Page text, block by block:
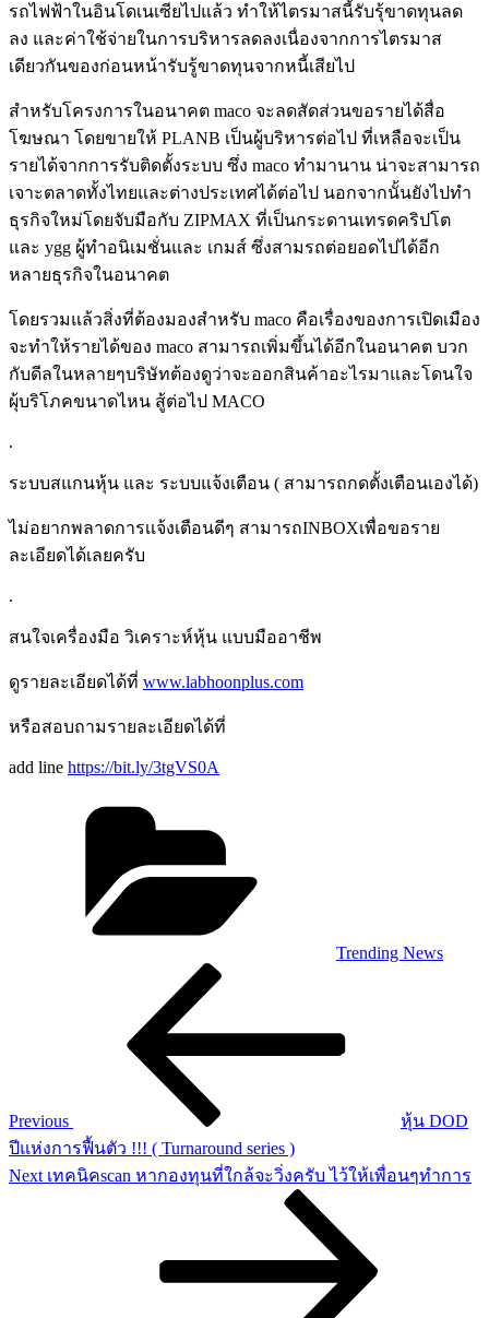
รถไฟฟ้าในอินโดเนเซียไปแล้ว ทำให้ไตรมาสนี้รับรุ้ขาดทุนลด
ลง และค่าใช้จ่ายในการบริหารลดลงเนื่องจากการไตรมาส
เดียวกันของก่อนหน้ารับรู้ขาดทุนจากหนี้เสียไป
สำหรับโครงการในอนาคต maco จะลดสัดส่วนขอรายได้สื่อ
โฆษณา โดยขายให้ PLANB เป็นผู้บริหารต่อไป ที่เหลือจะเป็น
รายได้จากการรับติดตั้งระบบ ซึ่ง maco ทำมานาน น่าจะสามารถ
เจาะตลาดทั้งไทยและต่างประเทศได้ต่อไป นอกจากนั้นยังไปทำ
ธุรกิจใหม่โดยจับมือกับ ZIPMAX ที่เป็นกระดานเทรดคริปโต
และ ygg ผู้ทำอนิเมชั่นและ เกมส์ ซึ่งสามรถต่อยอดไปได้อีก
หลายธุรกิจในอนาคต
โดยรวมแล้วสิ่งที่ต้องมองสำหรับ maco คือเรื่องของการเปิดเมือง
จะทำให้รายได้ของ maco สามารถเพิ่มขึ้นได้อีกในอนาคต บวก
กับดีลในหลายๆบริษัทต้องดูว่าจะออกสินค้าอะไรมาและโดนใจ
ผุ้บริโภคขนาดไหน สู้ต่อไป MACO
.
ระบบสแกนหุ้น และ ระบบแจ้งเตือน ( สามารถกดตั้งเตือนเองได้)
ไม่อยากพลาดการเเจ้งเตือนดีๆ สามารถINBOXเพื่อขอราย
ละเอียดได้เลยครับ
.
สนใจเครื่องมือ วิเคราะห์หุ้น แบบมืออาชีพ
ดูรายละเอียดได้ที่ www.labhoonplus.com
หรือสอบถามรายละเอียดได้ที่
add line https://bit.ly/3tgVS0A
Trending News
Previous
หุ้น DOD
ปีแห่งการฟื้นตัว !!! ( Turnaround series )
Next
Post
Next เทคนิคscan หากองทุนที่ใกล้จะวิ่งครับ ไว้ให้เพื่อนๆทำการ